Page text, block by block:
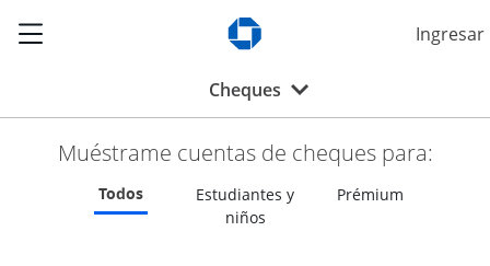
Muestra el menú lateral
Ingresar
Cheques Abre menú desplegable
Muéstrame cuentas de cheques para:
TodosActualiza la página para mostrar las cuentas
Estudiantes y
niñosActualiza la página para
PrémiumActualiza